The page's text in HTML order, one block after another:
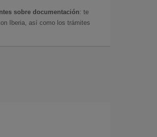
sobre documentación: te
Iberia, así como los trámites